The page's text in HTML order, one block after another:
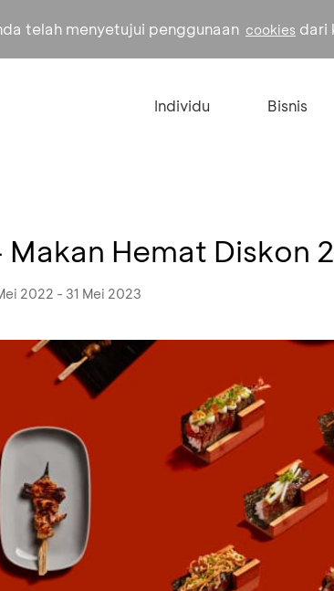
telah menyetujui penggunaan cookies dari
Individu Bisnis
Makan Hemat Diskon
2022 - 31 Mei 2023